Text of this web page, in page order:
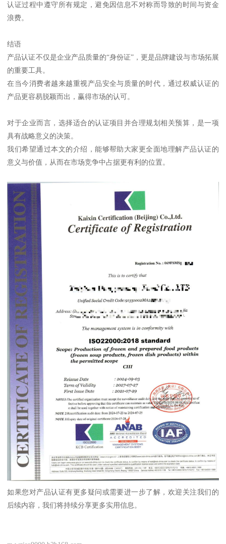
认证过程中遵守所有规定，避免因信息不对称而导致的时间与资金
浪费。
结语
产品认证不仅是企业产品质量的“身份证”，更是品牌建设与市场拓展
的重要工具。
在当今消费者越来越重视产品安全与质量的时代，通过权威认证的
产品更容易脱颖而出，赢得市场的认可。
对于企业而言，选择适合的认证项目并合理规划相关预算，是一项
具有战略意义的决策。
我们希望通过本文的介绍，能够帮助大家更全面地理解产品认证的
意义与价值，从而在市场竞争中占据更有利的位置。
如果您对产品认证有更多疑问或需要进一步了解，欢迎关注我们的
后续内容，我们将持续分享更多实用信息。